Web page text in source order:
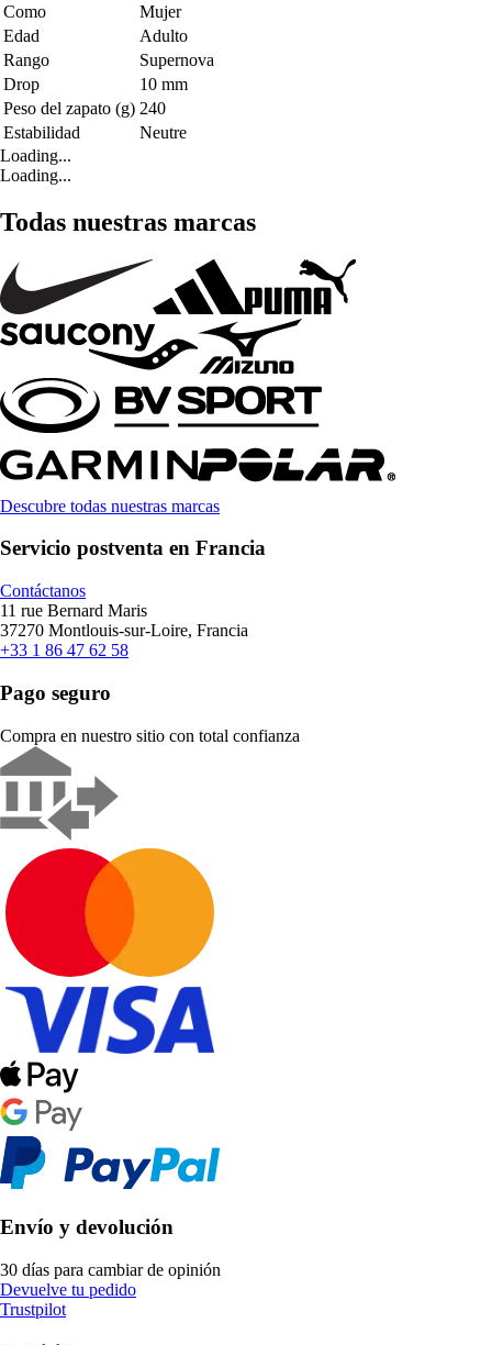
Como
Mujer
Edad
Adulto
Rango
Supernova
Drop
10 mm
Peso del zapato (g) 240
Estabilidad
Neutre
Loading...
Loading...
Todas nuestras marcas
Descubre todas nuestras marcas
Servicio postventa en Francia
Contáctanos
11 rue Bernard Maris
37270 Montlouis-sur-Loire, Francia
+33 1 86 47 62 58
Pago seguro
Compra en nuestro sitio con total confianza
Envío y devolución
30 días para cambiar de opinión
Devuelve tu pedido
Trustpilot